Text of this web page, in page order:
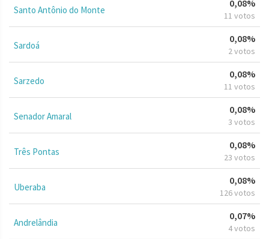
Santo Antônio do Monte
0,08%
11 votos
Sardoá
0,08%
2 votos
Sarzedo
0,08%
11 votos
Senador Amaral
0,08%
3 votos
Três Pontas
0,08%
23 votos
Uberaba
0,08%
126 votos
Andrelândia
0,07%
4 votos